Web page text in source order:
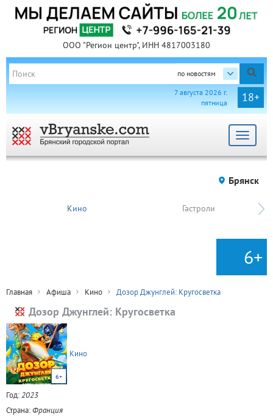
ООО "Регион центр", ИНН 4817003180
по новостям
18+
7 августа 2026 г.
пятница
Toggle
Брянск
Кино Гастроли
6+
Главная Афиша Кино Дозор Джунглей: Кругосветка
Дозор Джунглей: Кругосветка
6+
Кино
Год:2023
Страна:Франция